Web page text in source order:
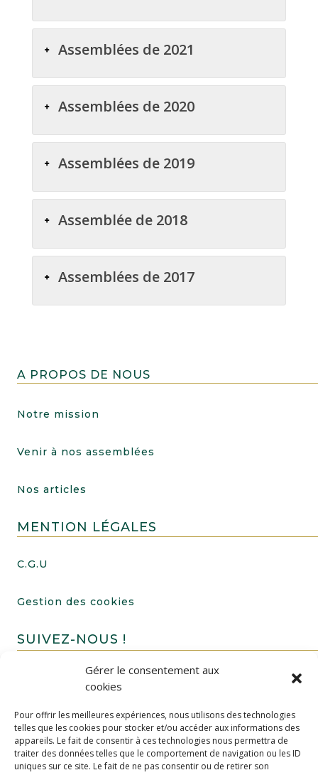
Gérer le consentement aux
cookies
Pour offrir les meilleures expériences, nous utilisons des technologies
telles que les cookies pour stocker et/ou accéder aux informations des
appareils. Le fait de consentir à ces technologies nous permettra de
traiter des données telles que le comportement de navigation ou les ID
uniques sur ce site. Le fait de ne pas consentir ou de retirer son
Assemblées de 2021
Assemblées de 2020
Assemblées de 2019
Assemblée de 2018
Assemblées de 2017
A PROPOS DE NOUS
Notre mission
Venir à nos assemblées
Nos articles
MENTION LÉGALES
C.G.U
Gestion des cookies
SUIVEZ-NOUS !